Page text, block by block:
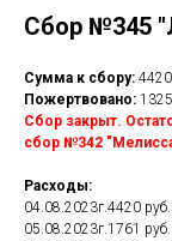
Сбор №345
Сумма к сбору:
Пожертвовано:
Сбор закрыт.
сбор №342
Расходы:
04.08.2023г.4420 руб.
05.08.2023г.1761